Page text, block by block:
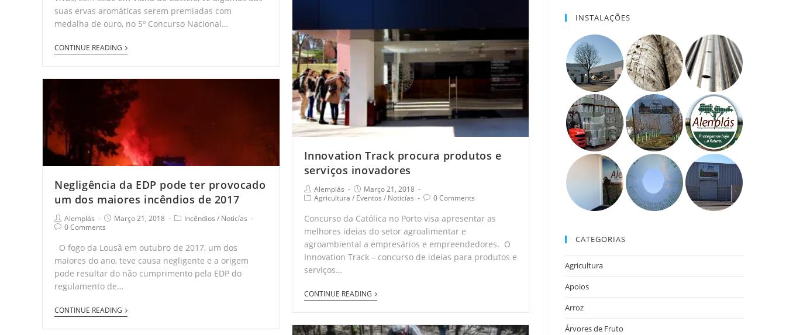
suas ervas aromáticas serem premiadas com
medalha de ouro, no 5º Concurso Nacional…
CONTINUE READING
Innovation Track procura produtos e
serviços inovadores
Alemplás
Março 21, 2018
Agricultura / Eventos / Noticías 0 Comments
Concurso da Católica no Porto visa apresentar as
melhores ideias do setor agroalimentar e
agroambiental a empresários e empreendedores. O
Innovation Track – concurso de ideias para produtos e
serviços…
CONTINUE READING
Negligência da EDP pode ter provocado
um dos maiores incêndios de 2017
Alemplás Março 21, 2018 Incêndios / Noticías
0 Comments
O fogo da Lousã em outubro de 2017, um dos
maiores do ano, teve causa negligente e a origem
pode resultar do não cumprimento pela EDP do
regulamento de…
CONTINUE READING
INSTALAÇÕES
CATEGORIAS
Agricultura
Apoios
Arroz
Árvores de Fruto